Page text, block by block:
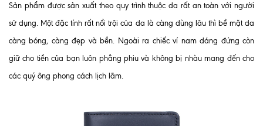
Sản phẩm được sản xuất theo quy trình thuộc da rất an toàn với người
sử dụng. Một đặc tính rất nổi trội của da là càng dùng lâu thì bề mặt da
càng bóng, càng đẹp và bền. Ngoài ra chiếc ví nam dáng đứng còn
giữ cho tiền của bạn luôn phẳng phiu và không bị nhàu mang đến cho
các quý ông phong cách lịch lãm.